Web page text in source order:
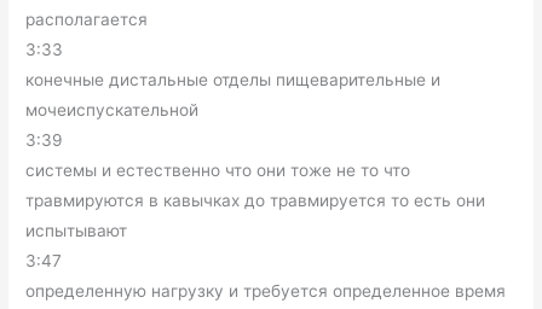
располагается
3:33
конечные дистальные отделы пищеварительные и
мочеиспускательной
3:39
системы и естественно что они тоже не то что
травмируются в кавычках до травмируется то есть они
испытывают
3:47
определенную нагрузку и требуется определенное время